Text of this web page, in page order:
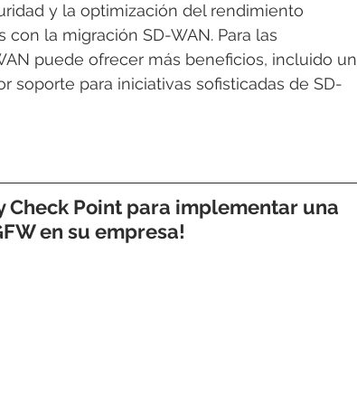
y la optimización del rendimiento
la migración SD-WAN. Para las
puede ofrecer más beneficios, incluido un
soporte para iniciativas sofisticadas de SD-
Check Point para implementar una
en su empresa!